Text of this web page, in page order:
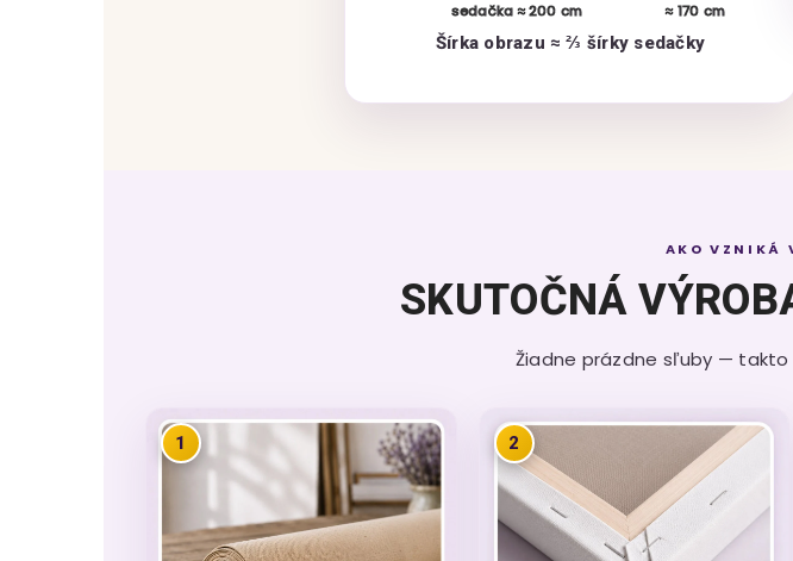
sedačka ≈ 200 cm ≈ 170 cm
Šírka obrazu ≈ ⅔ šírky sedačky
AKO VZNIKÁ
SKUTOČNÁ
Žiadne prázdne sľuby — takto
1 2